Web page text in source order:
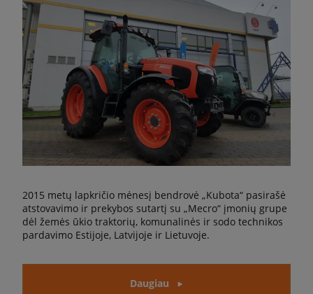
2015 metų lapkričio mėnesį bendrovė „Kubota“ pasirašė
atstovavimo ir prekybos sutartį su „Mecro“ įmonių grupe
dėl žemės ūkio traktorių, komunalinės ir sodo technikos
pardavimo Estijoje, Latvijoje ir Lietuvoje.
Daugiau